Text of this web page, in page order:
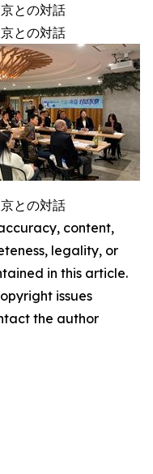
との対話
との対話
との対話
content,
legality, or
in this article.
issues
the author